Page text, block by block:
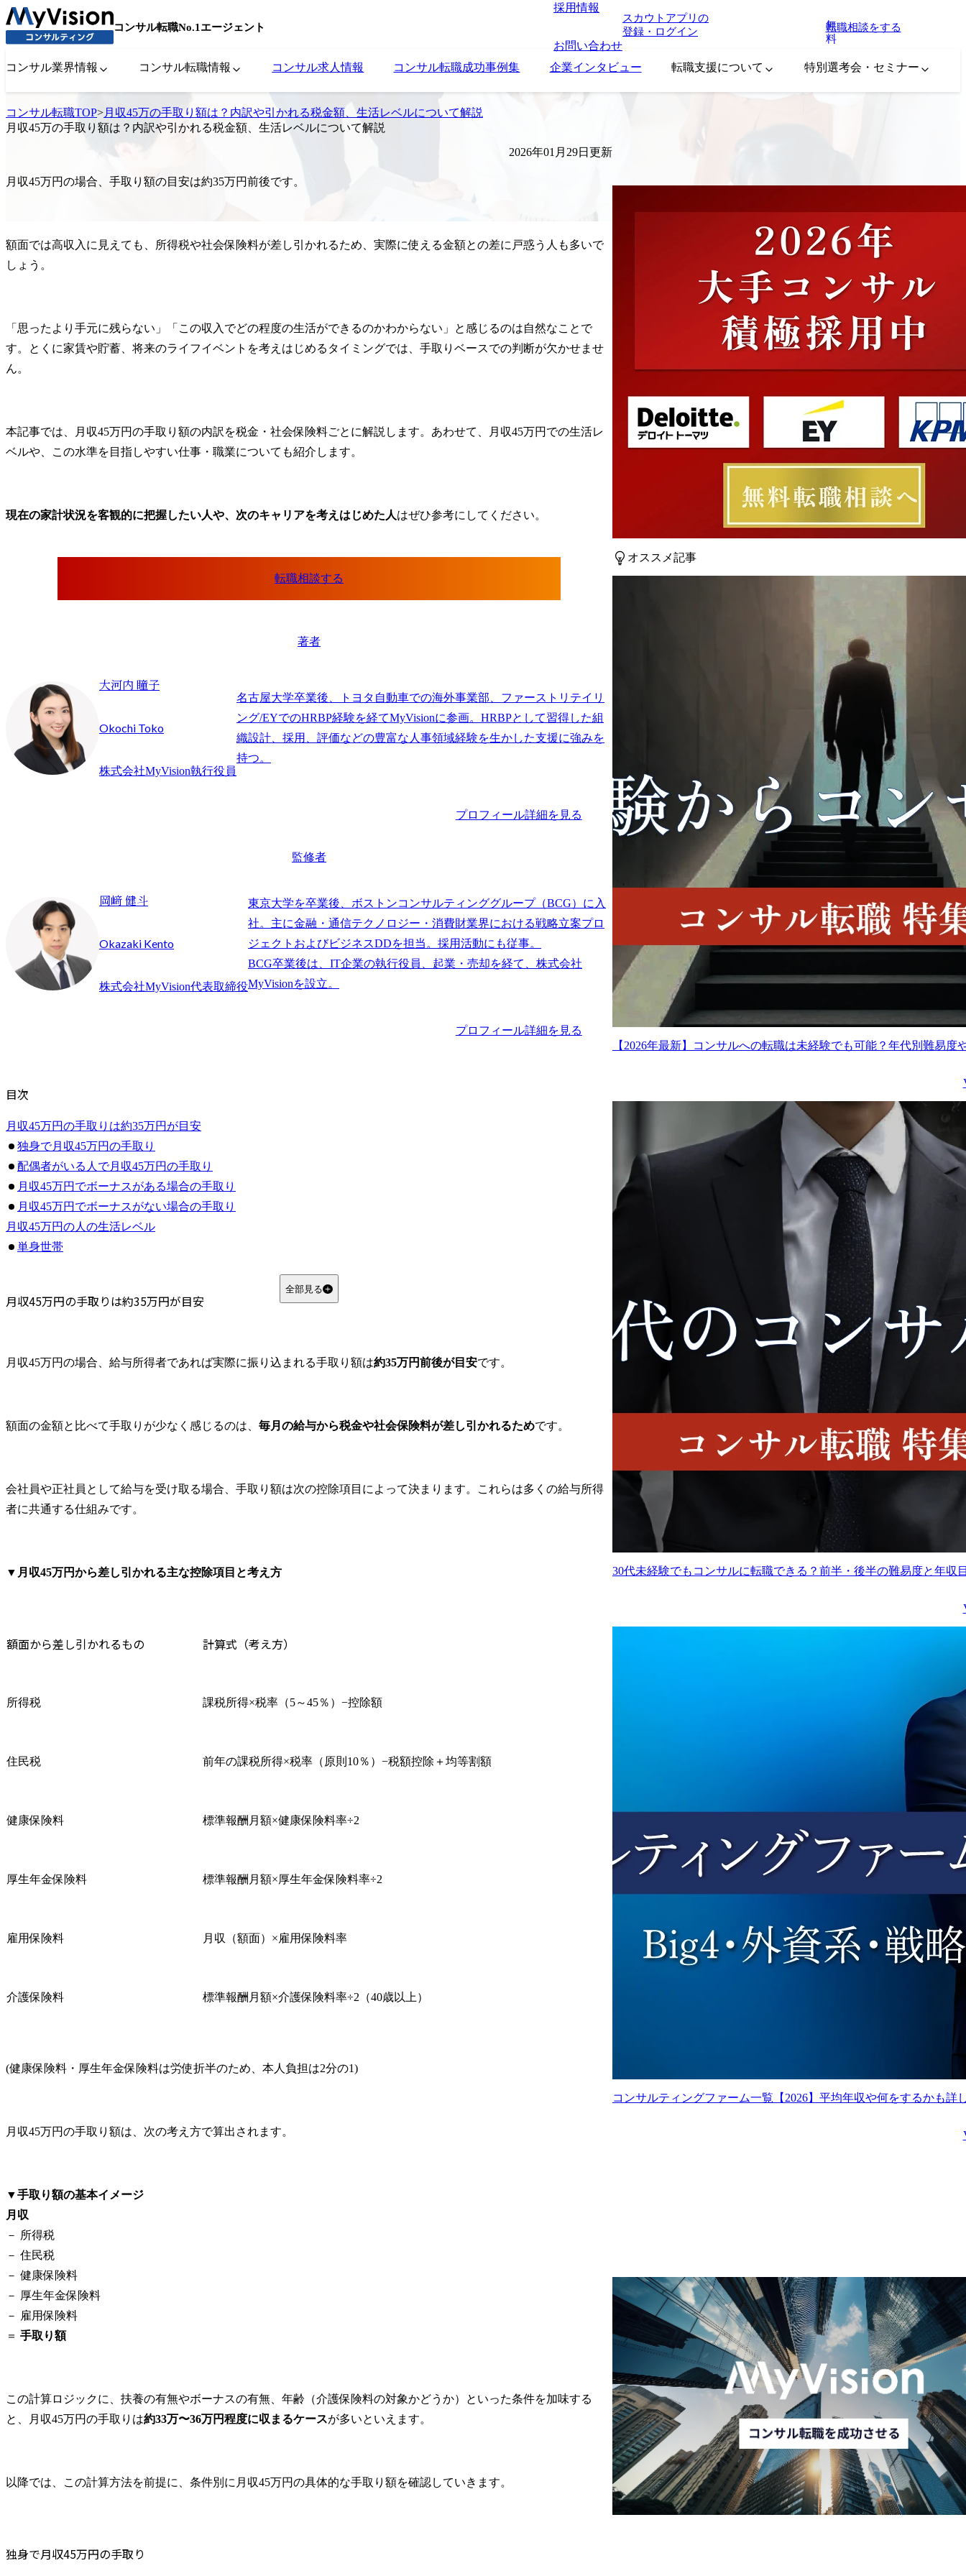
コンサル転職No.1エージェント
採用情報
お問い合わせ
スカウトアプリの
登録・ログイン
無
料
転職相談をする
コンサル業界情報 コンサル転職情報 コンサル求人情報 コンサル転職成功事例集 企業インタビュー 転職支援について 特別選考会・セミナー
コンサル転職TOP>月収45万の手取り額は？内訳や引かれる税金額、生活レベルについて解説
月収45万の手取り額は？内訳や引かれる税金額、生活レベルについて解説
2026年01月29日更新
月収45万円の場合、手取り額の目安は約35万円前後です。
額面では高収入に見えても、所得税や社会保険料が差し引かれるため、実際に使える金額との差に戸惑う人も多いで
しょう。
「思ったより手元に残らない」「この収入でどの程度の生活ができるのかわからない」と感じるのは自然なことで
す。とくに家賃や貯蓄、将来のライフイベントを考えはじめるタイミングでは、手取りベースでの判断が欠かせませ
ん。
本記事では、月収45万円の手取り額の内訳を税金・社会保険料ごとに解説します。あわせて、月収45万円での生活レ
ベルや、この水準を目指しやすい仕事・職業についても紹介します。
現在の家計状況を客観的に把握したい人や、次のキャリアを考えはじめた人はぜひ参考にしてください。
転職相談する
著者
大河内 瞳子
Okochi Toko
株式会社MyVision執行役員
名古屋大学卒業後、トヨタ自動車での海外事業部、ファーストリテイリ
ング/EYでのHRBP経験を経てMyVisionに参画。HRBPとして習得した組
織設計、採用、評価などの豊富な人事領域経験を生かした支援に強みを
持つ。
プロフィール詳細を見る
監修者
岡﨑 健斗
Okazaki Kento
株式会社MyVision代表取締役
東京大学を卒業後、ボストンコンサルティンググループ（BCG）に入
社。主に金融・通信テクノロジー・消費財業界における戦略立案プロ
ジェクトおよびビジネスDDを担当。採用活動にも従事。
BCG卒業後は、IT企業の執行役員、起業・売却を経て、株式会社
プロフィール詳細を見る
目次
月収45万円の手取りは約35万円が目安
独身で月収45万円の手取り
配偶者がいる人で月収45万円の手取り
月収45万円でボーナスがある場合の手取り
月収45万円でボーナスがない場合の手取り
月収45万円の人の生活レベル
単身世帯
フリーランス・個人事業主の月収45万円の手取り
Q.残業代込みで45万円の場合、生活設計で注意すべき点は？
Q.月収45万円は転職やキャリアアップを考える目安になりますか？
全部見る
月収45万円の手取りは約35万円が目安
月収45万円の場合、給与所得者であれば実際に振り込まれる手取り額は約35万円前後が目安です。
額面の金額と比べて手取りが少なく感じるのは、 毎月の給与から税金や社会保険料が差し引かれるためです。
会社員や正社員として給与を受け取る場合、手取り額は次の控除項目によって決まります。これらは多くの給与所得
者に共通する仕組みです。
▼ 月収45万円から差し引かれる主な控除項目と考え方
額面から差し引かれるもの 計算式（考え方）
所得税 課税所得×税率（5～45％）−控除額
住民税 前年の課税所得×税率（原則10％）−税額控除＋均等割額
健康保険料 標準報酬月額×健康保険料率÷2
厚生年金保険料 標準報酬月額×厚生年金保険料率÷2
雇用保険料 月収（額面）×雇用保険料率
介護保険料 標準報酬月額×介護保険料率÷2（40歳以上）
(健康保険料・厚生年金保険料は労使折半のため、本人負担は2分の1)
月収45万円の手取り額は、次の考え方で算出されます。
▼手取り額の基本イメージ
月収
－ 所得税
－ 住民税
－ 健康保険料
－ 厚生年金保険料
－ 雇用保険料
＝ 手取り額
この計算ロジックに、扶養の有無やボーナスの有無、年齢（介護保険料の対象かどうか）といった条件を加味する
と、月収45万円の手取りは約33万〜36万円程度に収まるケースが多いといえます。
以降では、この計算方法を前提に、条件別に月収45万円の具体的な手取り額を確認していきます。
独身で月収45万円の手取り
オススメ記事
【2026年最新】コンサルへの転職は未経験でも可能？年代別難易度
30代未経験でもコンサルに転職できる？前半・後半の難易度と年収
コンサルティングファーム一覧【2026】平均年収や何をするかも詳